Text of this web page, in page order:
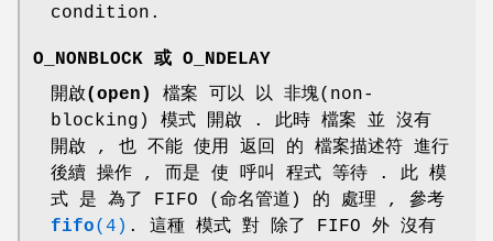
condition.
O_NONBLOCK 或 O_NDELAY
開啟(open)
檔案 可以 以 非塊(non-
blocking) 模式 開啟 . 此時 檔案 並 沒有
開啟 , 也 不能 使用 返回 的 檔案描述符 進行
後續 操作 , 而是 使 呼叫 程式 等待 . 此 模
式 是 為了 FIFO (命名管道) 的 處理 , 參考
fifo(4) . 這種 模式 對 除了 FIFO 外 沒有